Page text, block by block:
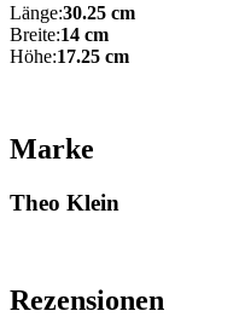
Länge:30.25 cm
Breite:14 cm
Höhe:17.25 cm
Marke
Theo Klein
Rezensionen